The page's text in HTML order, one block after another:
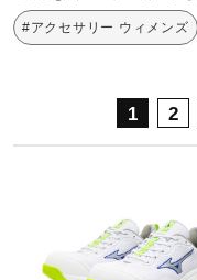
ライフスタ
ランニング
#アクセサリー ウィメンズ
1 2